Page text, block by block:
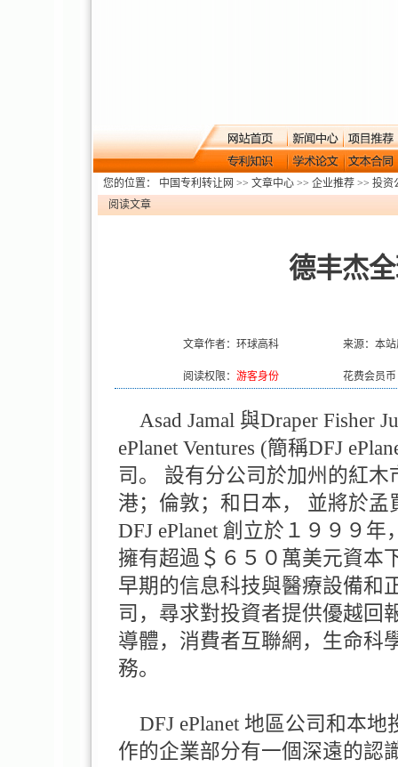
您的位置： 中国专利转让网 >> 文章中心 >> 企业推荐 >> 投资
阅读文章
德丰杰
文章作者：环球高科 来源：本
阅读权限： 游客身份 花费会员
Asad Jamal 與Draper Fisher
ePlanet Ventures (簡稱DFJ
司。 設有分公司於加州的紅
港；倫敦；和日本， 並將於
DFJ ePlanet 創立於１９９９
擁有超過＄６５０萬美元資本
早期的信息科技與醫療設備和
司，尋求對投資者提供優越回
導體，消費者互聯網，生命科
務。
DFJ ePlanet 地區公司和本
作的企業部分有一個深遠的認